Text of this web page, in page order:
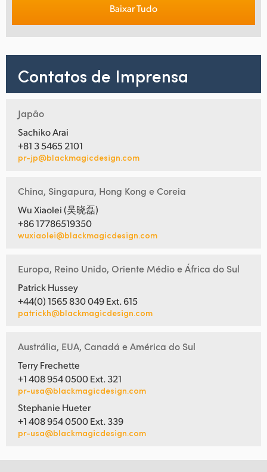
Baixar Tudo
Contatos de Imprensa
Japão
Sachiko Arai
+81 3 5465 2101
pr-jp@blackmagicdesign.com
China, Singapura, Hong Kong e Coreia
Wu Xiaolei (吴晓磊)
+86 17786519350
wuxiaolei@blackmagicdesign.com
Europa, Reino Unido, Oriente Médio e África do Sul
Patrick Hussey
+44(0) 1565 830 049 Ext. 615
patrickh@blackmagicdesign.com
Austrália, EUA, Canadá e América do Sul
Terry Frechette
+1 408 954 0500 Ext. 321
pr-usa@blackmagicdesign.com
Stephanie Hueter
+1 408 954 0500 Ext. 339
pr-usa@blackmagicdesign.com